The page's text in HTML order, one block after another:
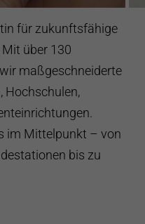
für zukunftsfähige
über 130
maßgeschneiderte
Hochschulen,
im Mittelpunkt – von
bis zu